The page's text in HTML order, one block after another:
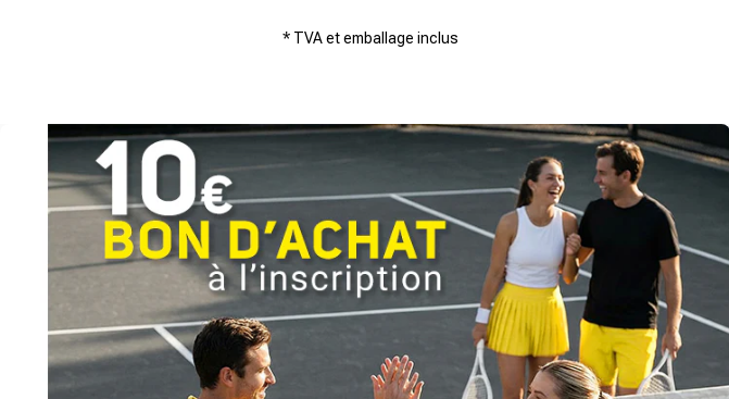
* TVA et emballage inclus